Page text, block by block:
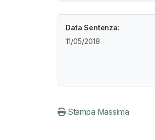
Data Sentenza:
11/05/2018
Stampa Massima